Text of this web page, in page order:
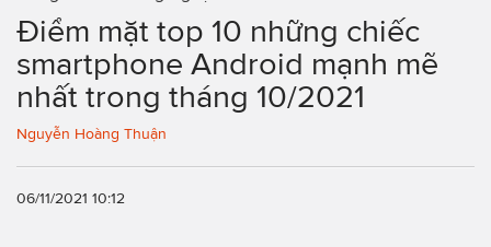
Điểm mặt top 10 những chiếc
smartphone Android mạnh mẽ
nhất trong tháng 10/2021
Nguyễn Hoàng Thuận
06/11/2021 10:12